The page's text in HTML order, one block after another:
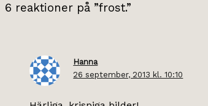
6 reaktioner på ”frost.”
Hanna
26 september, 2013 kl. 10:10